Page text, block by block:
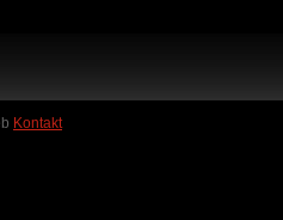
Kontakt